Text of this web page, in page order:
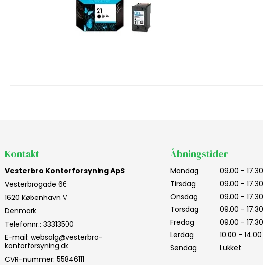
Kontakt
Vesterbro Kontorforsyning ApS
Vesterbrogade 66
1620 København V
Denmark
Telefonnr.: 33313500
E-mail: websalg@vesterbro-
kontorforsyning.dk
CVR-nummer: 55846111
Åbningstider
Mandag
09.00 - 17.30
Tirsdag
09.00 - 17.30
Onsdag
09.00 - 17.30
Torsdag
09.00 - 17.30
Fredag
09.00 - 17.30
Lørdag
10.00 - 14.00
Søndag
Lukket